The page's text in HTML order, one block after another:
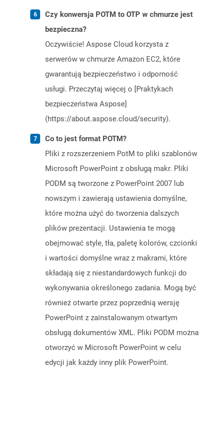
Czy konwersja POTM to OTP w chmurze jest
bezpieczna?
Oczywiście! Aspose Cloud korzysta z
serwerów w chmurze Amazon EC2, które
gwarantują bezpieczeństwo i odporność
usługi. Przeczytaj więcej o [Praktykach
bezpieczeństwa Aspose]
(https://about.aspose.cloud/security).
Co to jest format POTM?
Pliki z rozszerzeniem PotM to pliki szablonów
Microsoft PowerPoint z obsługą makr. Pliki
PODM są tworzone z PowerPoint 2007 lub
nowszym i zawierają ustawienia domyślne,
które można użyć do tworzenia dalszych
plików prezentacji. Ustawienia te mogą
obejmować style, tła, paletę kolorów, czcionki
i wartości domyślne wraz z makrami, które
składają się z niestandardowych funkcji do
wykonywania określonego zadania. Mogą być
również otwarte przez poprzednią wersję
PowerPoint z zainstalowanym otwartym
obsługą dokumentów XML. Pliki PODM można
otworzyć w Microsoft PowerPoint w celu
edycji jak każdy inny plik PowerPoint.